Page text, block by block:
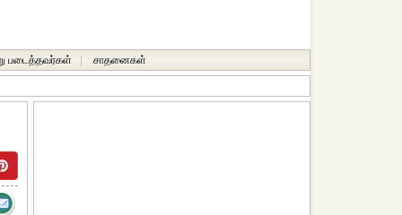
படைத்தவர்கள் சாதனைகள்‎